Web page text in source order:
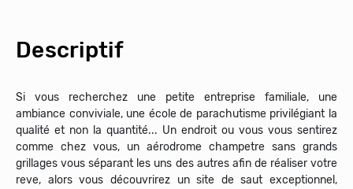
Descriptif
Si vous recherchez une petite entreprise familiale, une
ambiance conviviale, une école de parachutisme privilégiant la
qualité et non la quantité... Un endroit ou vous vous sentirez
comme chez vous, un aérodrome champetre sans grands
grillages vous séparant les uns des autres afin de réaliser votre
reve, alors vous découvrirez un site de saut exceptionnel,